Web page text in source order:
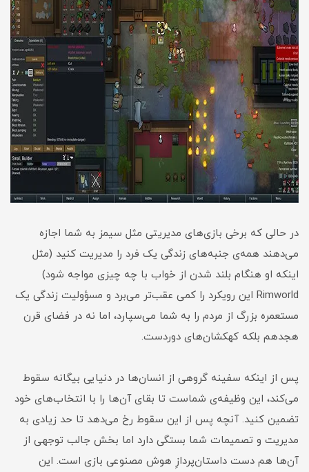
در حالی که برخی بازی‌های مدیریتی مثل سیمز به شما اجازه
می‌دهند همه‌ی جنبه‌های زندگی یک فرد را مدیریت کنید (مثل
اینکه او هنگام بلند شدن از خواب با چه چیزی مواجه شود)
Rimworld این رویکرد را کمی عقب‌تر می‌برد و مسؤولیت زندگی یک
مستعمره بزرگ از مردم را به شما می‌سپارد، اما نه در فضای قرن
هجدهم بلکه کهکشان‌های دوردست.
پس از اینکه سفینه گروهی از انسان‌ها در دنیایی بیگانه سقوط
می‌کند، این وظیفه‌ی شماست تا بقای آن‌ها را با انتخاب‌های خود
تضمین کنید. آنچه پس از این سقوط رخ می‌دهد تا حد زیادی به
مدیریت و تصمیمات شما بستگی دارد اما بخش جالب توجهی از
آن‌ها هم دست داستان‌پردازِ هوش مصنوعی بازی است. این